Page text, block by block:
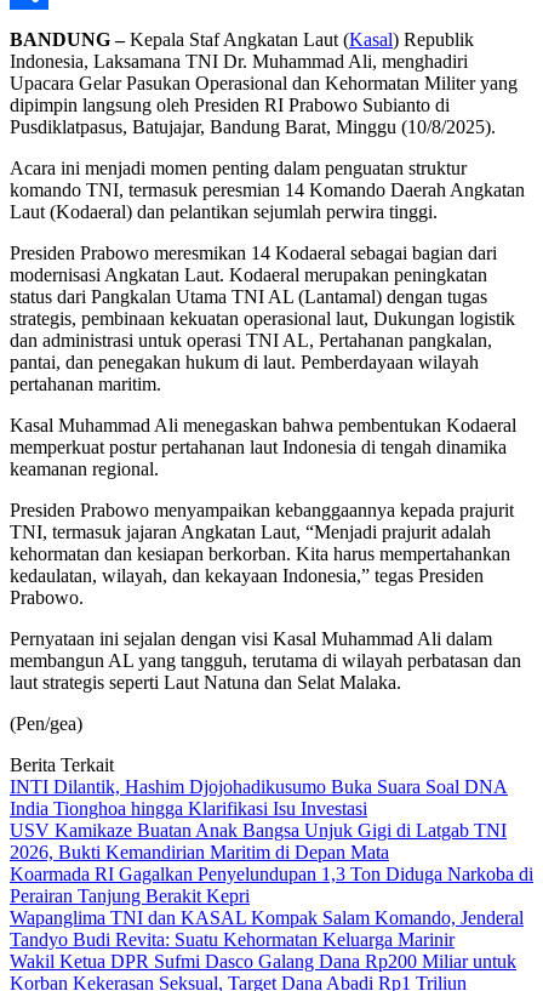
Share
BANDUNG –Kepala Staf Angkatan Laut (Kasal) Republik
Indonesia, Laksamana TNI Dr. Muhammad Ali, menghadiri
Upacara Gelar Pasukan Operasional dan Kehormatan Militer yang
dipimpin langsung oleh Presiden RI Prabowo Subianto di
Pusdiklatpasus, Batujajar, Bandung Barat, Minggu (10/8/2025).
Acara ini menjadi momen penting dalam penguatan struktur
komando TNI, termasuk peresmian 14 Komando Daerah Angkatan
Laut (Kodaeral) dan pelantikan sejumlah perwira tinggi.
Presiden Prabowo meresmikan 14 Kodaeral sebagai bagian dari
modernisasi Angkatan Laut. Kodaeral merupakan peningkatan
status dari Pangkalan Utama TNI AL (Lantamal) dengan tugas
strategis, pembinaan kekuatan operasional laut, Dukungan logistik
dan administrasi untuk operasi TNI AL, Pertahanan pangkalan,
pantai, dan penegakan hukum di laut. Pemberdayaan wilayah
pertahanan maritim.
Kasal Muhammad Ali menegaskan bahwa pembentukan Kodaeral
memperkuat postur pertahanan laut Indonesia di tengah dinamika
keamanan regional.
Presiden Prabowo menyampaikan kebanggaannya kepada prajurit
TNI, termasuk jajaran Angkatan Laut, “Menjadi prajurit adalah
kehormatan dan kesiapan berkorban. Kita harus mempertahankan
kedaulatan, wilayah, dan kekayaan Indonesia,” tegas Presiden
Prabowo.
Pernyataan ini sejalan dengan visi Kasal Muhammad Ali dalam
membangun AL yang tangguh, terutama di wilayah perbatasan dan
laut strategis seperti Laut Natuna dan Selat Malaka.
(Pen/gea)
Berita Terkait
INTI Dilantik, Hashim Djojohadikusumo Buka Suara Soal DNA
India Tionghoa hingga Klarifikasi Isu Investasi
USV Kamikaze Buatan Anak Bangsa Unjuk Gigi di Latgab TNI
2026, Bukti Kemandirian Maritim di Depan Mata
Koarmada RI Gagalkan Penyelundupan 1,3 Ton Diduga Narkoba di
Perairan Tanjung Berakit Kepri
Wapanglima TNI dan KASAL Kompak Salam Komando, Jenderal
Tandyo Budi Revita: Suatu Kehormatan Keluarga Marinir
Wakil Ketua DPR Sufmi Dasco Galang Dana Rp200 Miliar untuk
Korban Kekerasan Seksual, Target Dana Abadi Rp1 Triliun